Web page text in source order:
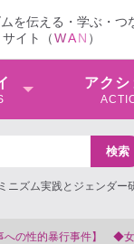
を伝える・学ぶ・つ
サイト（WAN ）
アクシ
ズム実践とジェンダー
検事を支援する会事務